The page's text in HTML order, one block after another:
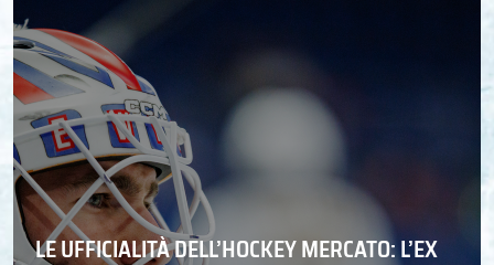
LE UFFICIALITÀ DELL’HOCKEY MERCATO: L’EX